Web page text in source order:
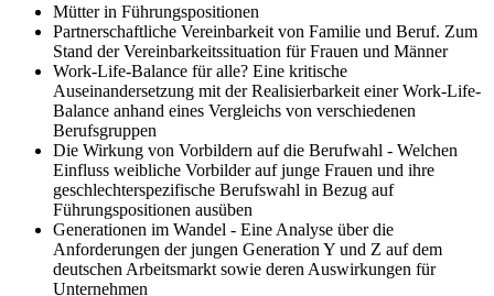
Mütter in Führungspositionen
Partnerschaftliche Vereinbarkeit von Familie und Beruf. Zum
Stand der Vereinbarkeitssituation für Frauen und Männer
Work-Life-Balance für alle? Eine kritische
Auseinandersetzung mit der Realisierbarkeit einer Work-Life-
Balance anhand eines Vergleichs von verschiedenen
Berufsgruppen
Die Wirkung von Vorbildern auf die Berufwahl - Welchen
Einfluss weibliche Vorbilder auf junge Frauen und ihre
geschlechterspezifische Berufswahl in Bezug auf
Führungspositionen ausüben
Generationen im Wandel - Eine Analyse über die
Anforderungen der jungen Generation Y und Z auf dem
deutschen Arbeitsmarkt sowie deren Auswirkungen für
Unternehmen